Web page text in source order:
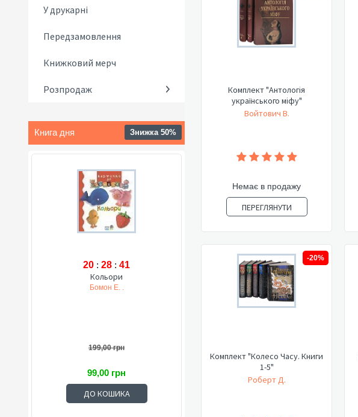
У друкарні
Передзамовлення
Книжковий мерч
Розпродаж
Книга дня Знижка 50%
20 : 28 : 40
Кольори
Бомон Е. .
199,00 грн
99,00 грн
ДО КОШИКА
Комплект "Антологія
українського міфу"
Войтович В.
Немає в продажу
ПЕРЕГЛЯНУТИ
-20%
Комплект "Колесо Часу. Книги
1-5"
Роберт Д.